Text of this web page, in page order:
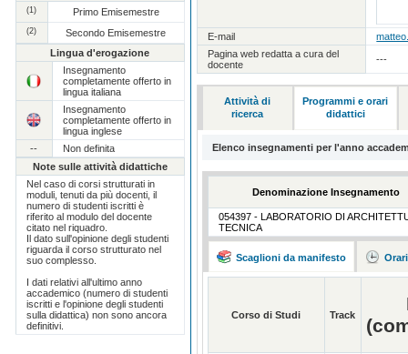
(1) Primo Emisemestre
(2)
Secondo Emisemestre
Lingua d'erogazione
Insegnamento
completamente offerto in
lingua italiana
Insegnamento
completamente offerto in
lingua inglese
--
Non definita
Note sulle attività didattiche
Nel caso di corsi strutturati in
moduli, tenuti da più docenti, il
numero di studenti iscritti è
riferito al modulo del docente
citato nel riquadro.
Il dato sull'opinione degli studenti
riguarda il corso strutturato nel
suo complesso.
I dati relativi all'ultimo anno
accademico (numero di studenti
iscritti e l'opinione degli studenti
sulla didattica) non sono ancora
definitivi.
E-mail
Pagina web redatta a cura del
docente
---
Attività di
ricerca
Programmi e orari
didattici
Elenco insegnamenti per l'anno
Denominazione Insegnamento
054397 - LABORATORIO DI
TECNICA
Scaglioni da manifesto
Corso di Studi Track